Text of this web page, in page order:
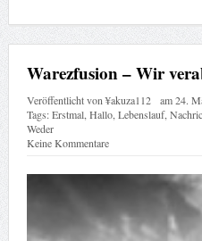
Warezfusion – Wir
Veröffentlicht von¥akuza112 am24.
Tags:Erstmal, Hallo, Lebenslauf,
Weder
Keine Kommentare